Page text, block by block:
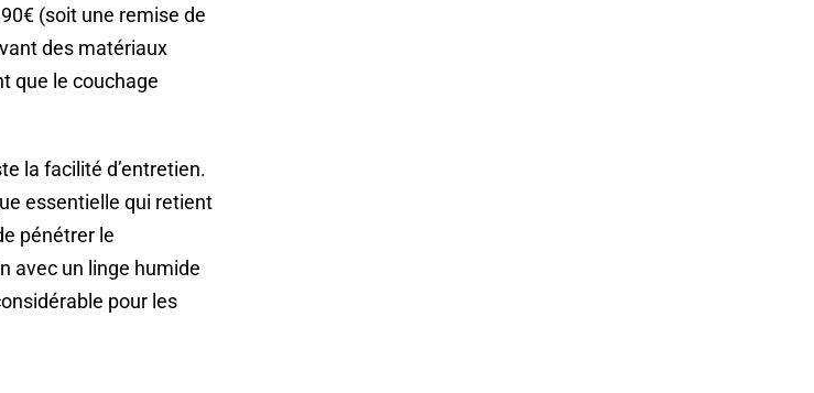
(soit une remise de
des matériaux
que le couchage
la facilité d’entretien.
essentielle qui retient
pénétrer le
avec un linge humide
pour les